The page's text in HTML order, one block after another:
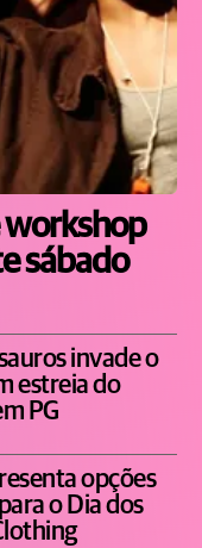
workshop
sábado
invade o
estreia do
PG
opções
o Dia dos